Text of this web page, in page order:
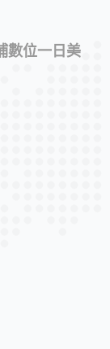
數位一日美